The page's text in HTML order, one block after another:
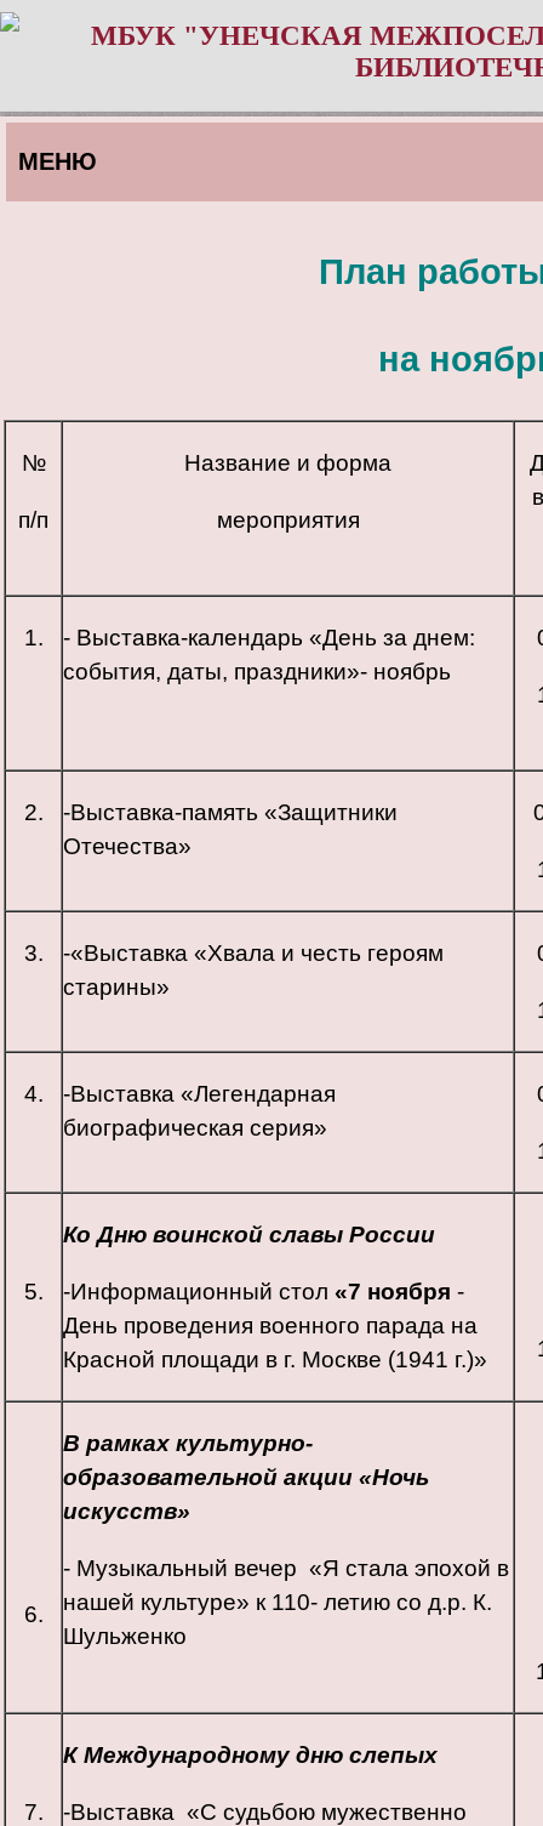
МБУК "УНЕЧСКАЯ
МЕНЮ
План
на
№
п/п
Название и форма
мероприятия
1.
- Выставка-календарь «День за днем:
события, даты, праздники»- ноябрь
2.
-Выставка-память «Защитники
Отечества»
3.
-«Выставка «Хвала и честь героям
старины»
4.
-Выставка «Легендарная
биографическая серия»
5.
Ко Дню воинской славы России
-Информационный стол «7 ноября -
День проведения военного парада на
Красной площади в г. Москве (1941 г.)»
6.
В рамках культурно-
образовательной акции «Ночь
искусств»
- Музыкальный вечер «Я стала эпохой в
нашей культуре» к 110- летию со д.р. К.
Шульженко
7.
К Международному дню слепых
-Выставка «С судьбою мужественно